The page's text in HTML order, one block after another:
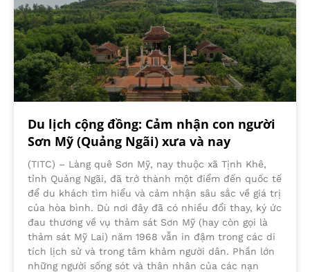
Du lịch cộng đồng: Cảm nhận con người
Sơn Mỹ (Quảng Ngãi) xưa và nay
(TITC) – Làng quê Sơn Mỹ, nay thuộc xã Tịnh Khê,
tỉnh Quảng Ngãi, đã trở thành một điểm đến quốc tế
để du khách tìm hiểu và cảm nhận sâu sắc về giá trị
của hòa bình. Dù nơi đây đã có nhiều đổi thay, ký ức
đau thương về vụ thảm sát Sơn Mỹ (hay còn gọi là
thảm sát Mỹ Lai) năm 1968 vẫn in đậm trong các di
tích lịch sử và trong tâm khảm người dân. Phần lớn
những người sống sót và thân nhân của các nạn